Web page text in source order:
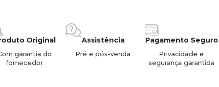
Original
garantia do
fornecedor
Assistência
Pré e pós-venda
Pagamento Seguro
Privacidade e
segurança garantida